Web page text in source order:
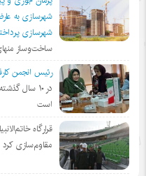
شهرسازی به
شهرسازی
ساخت‌وساز
رئیس انجمن
در ١٠ سال
است
قرارگاه
مقاوم‌سازی کرد